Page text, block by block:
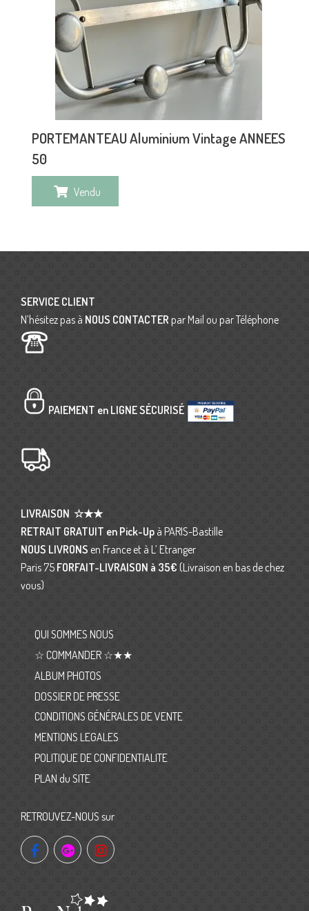
PORTEMANTEAU Aluminium Vintage ANNEES
50
Vendu
SERVICE CLIENT
N’hésitez pas à NOUS CONTACTER par Mail ou par Téléphone
PAIEMENT en LIGNE SÉCURISÉ
LIVRAISON ☆★★
RETRAIT GRATUIT en Pick-Up à PARIS-Bastille
NOUS LIVRONS en France et à L’ Etranger
Paris 75 FORFAIT-LIVRAISON à 35€ (Livraison en bas de chez
vous)
QUI SOMMES NOUS
☆ COMMANDER ☆★★
ALBUM PHOTOS
DOSSIER DE PRESSE
CONDITIONS GÉNÉRALES DE VENTE
MENTIONS LEGALES
POLITIQUE DE CONFIDENTIALITE
PLAN du SITE
RETROUVEZ-NOUS sur